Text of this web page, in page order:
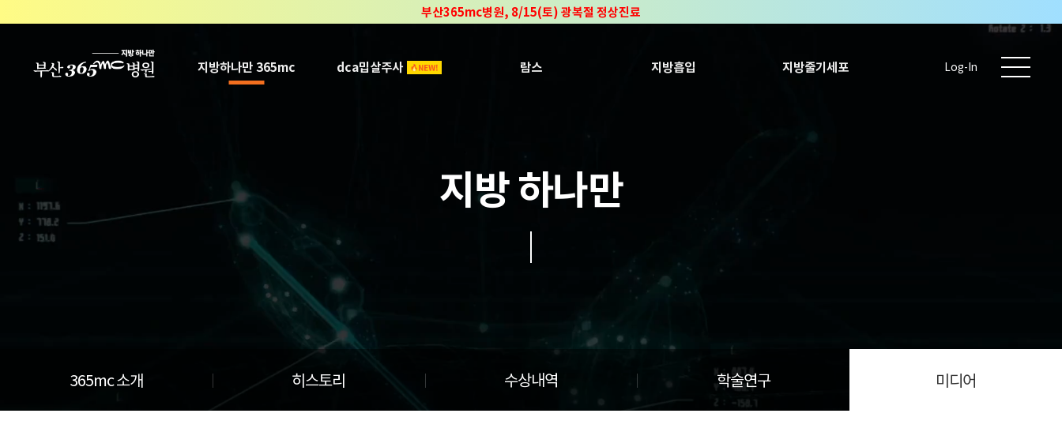
부산365mc병원, 8/15(토) 광복절 정상진료
2025 "부산365mc 보건복지부 장관상" 수상!
지방하나만 365mc dca밉살주사 람스 지방흡입 지방줄기세포 Log-In
지방 하나만
365mc 소개 히스토리 수상내역 학술연구 미디어